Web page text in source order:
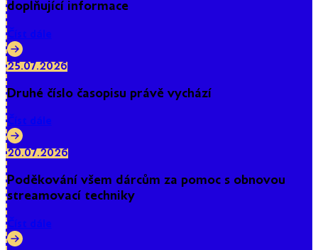
doplňující informace
Číst dále
25.07.2026
Druhé číslo časopisu právě vychází
Číst dále
20.07.2026
Poděkování všem dárcům za pomoc s obnovou
streamovací techniky
Číst dále